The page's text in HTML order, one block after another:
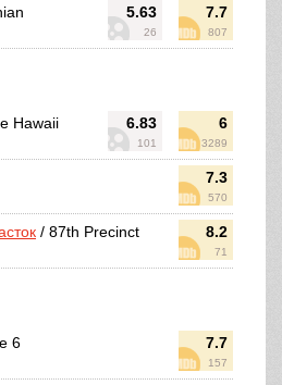
5.63
26
7.7
807
6.83
101
6
3289
Hawaii
7.3
570
8.2
71
/ 87th Precinct
7.7
157
6